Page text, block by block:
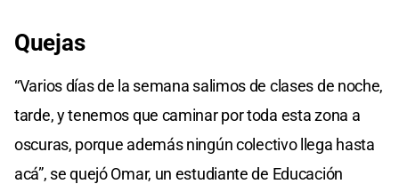
Quejas
“Varios días de la semana salimos de clases de noche,
tarde, y tenemos que caminar por toda esta zona a
oscuras, porque además ningún colectivo llega hasta
acá”, se quejó Omar, un estudiante de Educación